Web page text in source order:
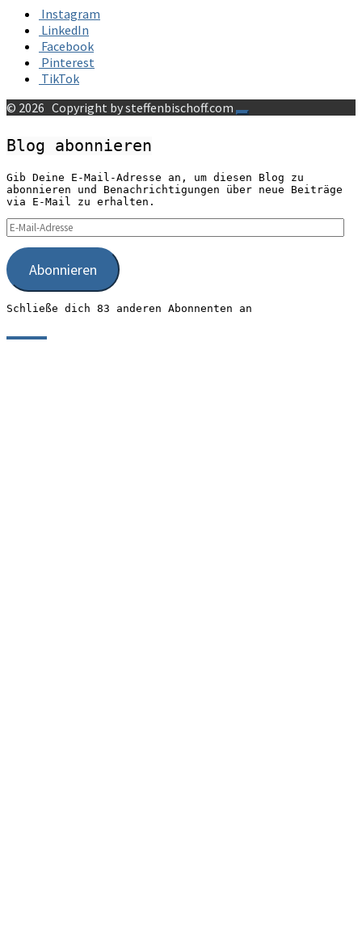
Instagram
LinkedIn
Facebook
Pinterest
TikTok
© 2026 Copyright by steffenbischoff.com
Blog abonnieren
Gib Deine E-Mail-Adresse an, um diesen Blog zu
abonnieren und Benachrichtigungen über neue Beiträge
via E-Mail zu erhalten.
E-
Mail-
Adresse
Abonnieren
Schließe dich 83 anderen Abonnenten an